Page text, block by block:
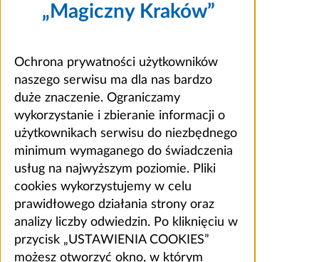
„Magiczny Kraków”
Ochrona prywatności użytkowników
naszego serwisu ma dla nas bardzo
duże znaczenie. Ograniczamy
wykorzystanie i zbieranie informacji o
użytkownikach serwisu do niezbędnego
minimum wymaganego do świadczenia
usług na najwyższym poziomie. Pliki
cookies wykorzystujemy w celu
prawidłowego działania strony oraz
analizy liczby odwiedzin. Po kliknięciu w
przycisk „USTAWIENIA COOKIES”
możesz otworzyć okno, w którym